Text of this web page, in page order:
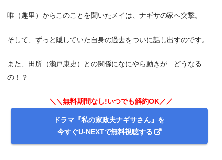
唯（趣里）からこのことを聞いたメイは、ナギサの家へ突撃。
そして、ずっと隠していた自身の過去をついに話し出すのです。
また、田所（瀬戸康史）との関係になにやら動きが…どうなる
の！？
＼＼無料期間なし!いつでも解約OK／／
ドラマ『私の家政夫ナギサさん』を
今すぐU-NEXTで無料視聴する